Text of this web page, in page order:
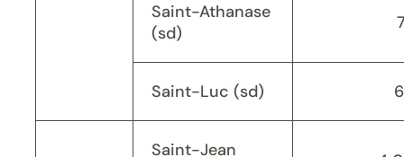
Saint-Athanase
(sd)
Saint-Luc (sd)
Saint-Jean